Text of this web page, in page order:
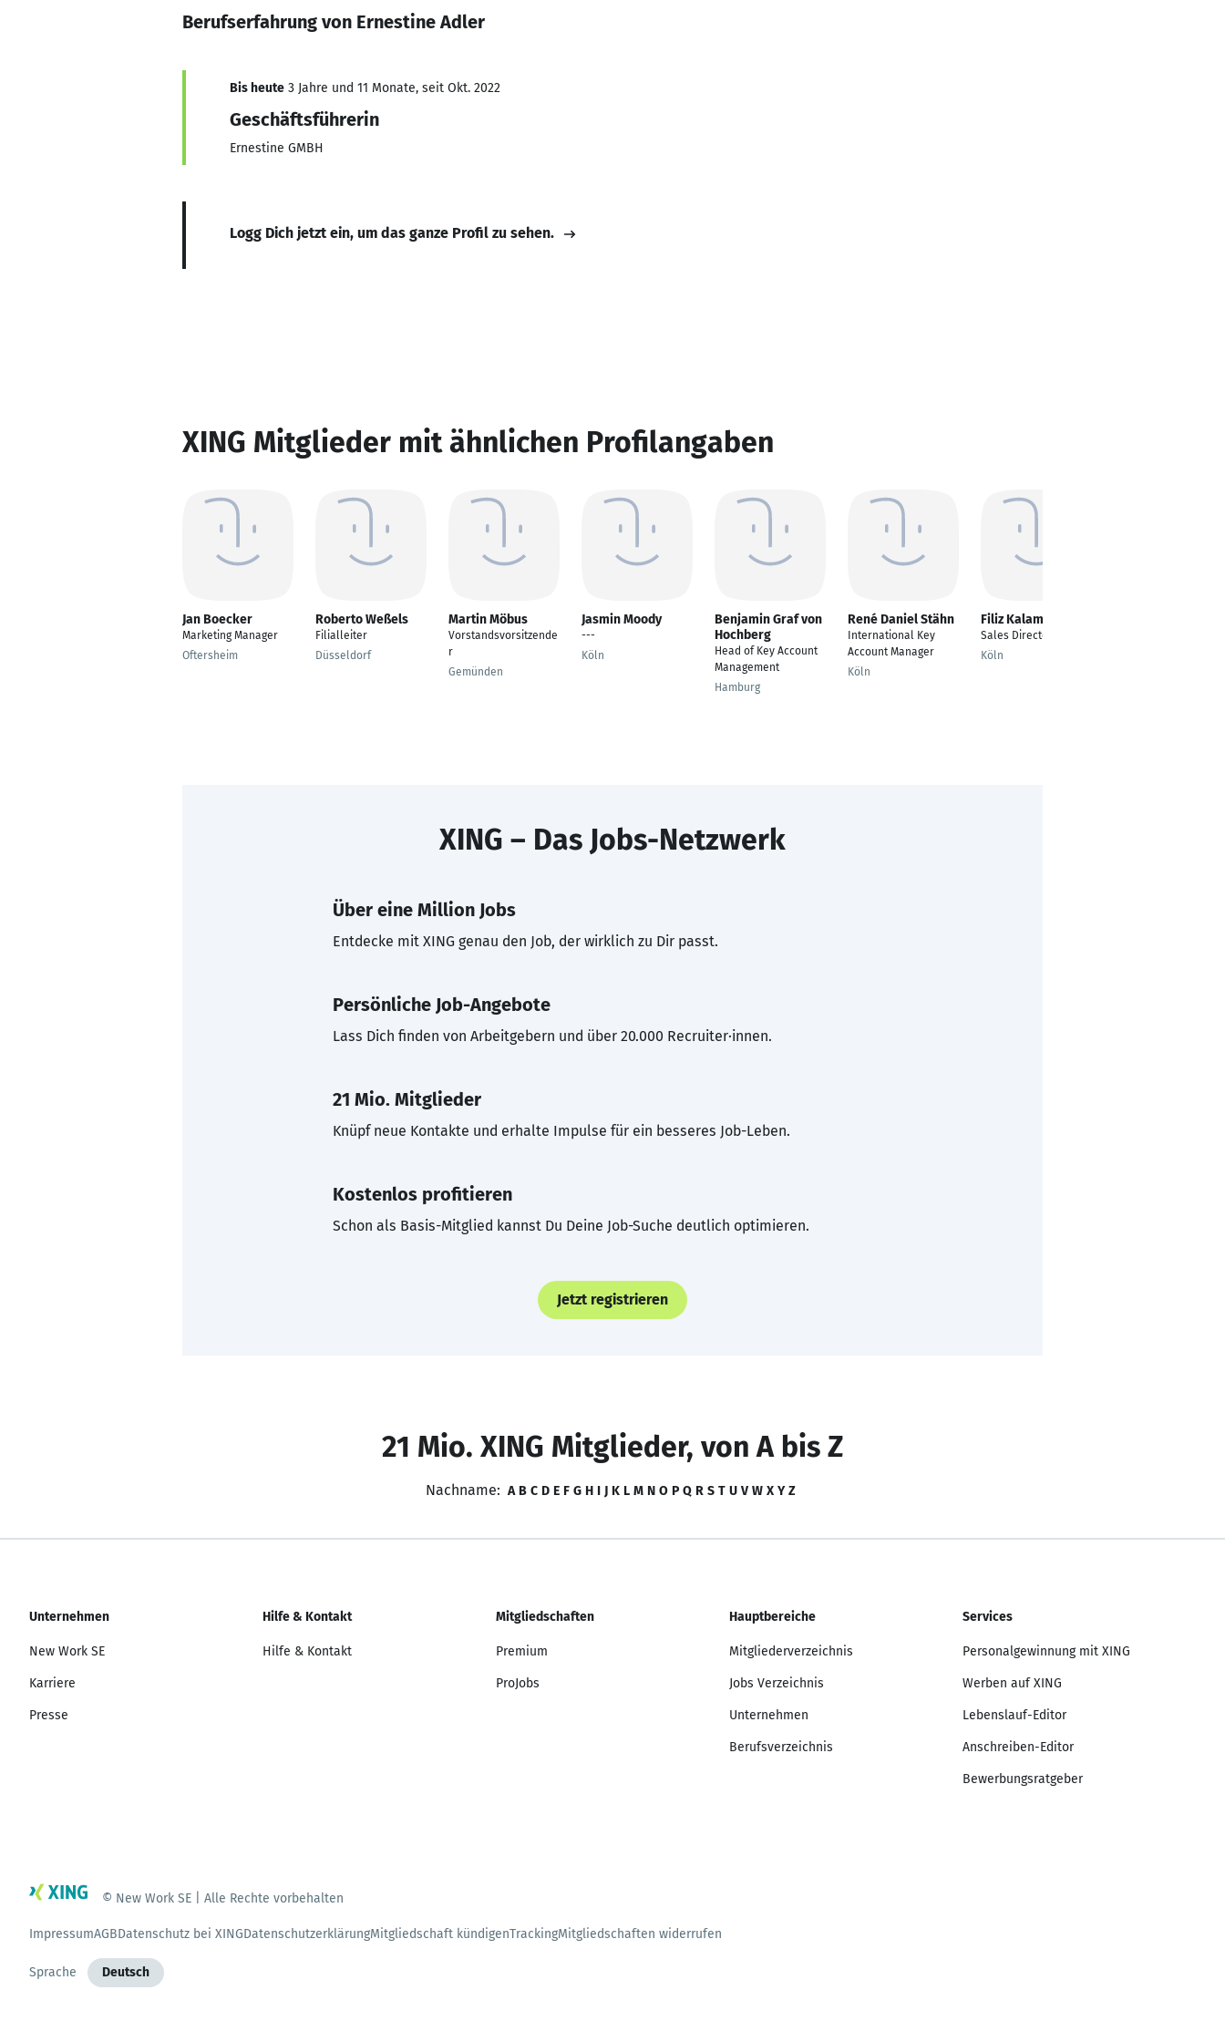
Berufserfahrung von Ernestine Adler
Bis heute 3 Jahre und 11 Monate, seit Okt. 2022
Geschäftsführerin
Ernestine GMBH
Logg Dich jetzt ein, um das ganze Profil zu sehen.
XING Mitglieder mit ähnlichen Profilangaben
Jan Boecker
Marketing Manager
Oftersheim
Roberto Weßels
Filialleiter
Düsseldorf
Martin Möbus
Vorstandsvorsitzende
r
Gemünden
Jasmin Moody
---
Köln
Benjamin Graf von
Hochberg
Head of Key Account
Management
Hamburg
René Daniel Stähn
International Key
Account Manager
Köln
Filiz Kalaman
Sales Director
Köln
XING – Das Jobs-Netzwerk
Über eine Million Jobs
Entdecke mit XING genau den Job, der wirklich zu Dir passt.
Persönliche Job-Angebote
Lass Dich finden von Arbeitgebern und über 20.000 Recruiter·innen.
21 Mio. Mitglieder
Knüpf neue Kontakte und erhalte Impulse für ein besseres Job-Leben.
Kostenlos profitieren
Schon als Basis-Mitglied kannst Du Deine Job-Suche deutlich optimieren.
Jetzt registrieren
21 Mio. XING Mitglieder, von A bis Z
Nachname: A B C D E F G H I J K L M N O P Q R S T U V W X Y Z
Unternehmen
New Work SE
Karriere
Presse
Hilfe & Kontakt
Hilfe & Kontakt
Mitgliedschaften
Premium
ProJobs
Hauptbereiche
Mitgliederverzeichnis
Jobs Verzeichnis
Unternehmen
Berufsverzeichnis
Services
Personalgewinnung mit XING
Werben auf XING
Lebenslauf-Editor
Anschreiben-Editor
Bewerbungsratgeber
© New Work SE | Alle Rechte vorbehalten
ImpressumAGBDatenschutz bei XINGDatenschutzerklärungMitgliedschaft kündigenTrackingMitgliedschaften widerrufen
Sprache Deutsch